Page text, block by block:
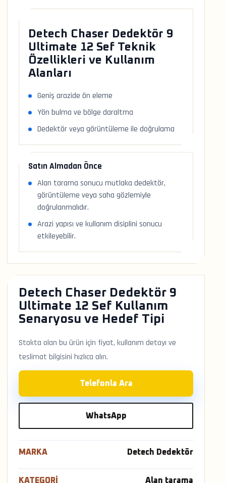
Detech Chaser Dedektör 9
Ultimate 12 Sef Teknik
Özellikleri ve Kullanım
Alanları
Geniş arazide ön eleme
Yön bulma ve bölge daraltma
Dedektör veya görüntüleme ile doğrulama
Satın Almadan Önce
Alan tarama sonucu mutlaka dedektör,
görüntüleme veya saha gözlemiyle
doğrulanmalıdır.
Arazi yapısı ve kullanım disiplini sonucu
etkileyebilir.
Detech Chaser Dedektör 9
Ultimate 12 Sef Kullanım
Senaryosu ve Hedef Tipi
Stokta olan bu ürün için fiyat, kullanım detayı ve
teslimat bilgisini hızlıca alın.
Telefonla Ara
WhatsApp
MARKA Detech Dedektör
KATEGORI Alan tarama